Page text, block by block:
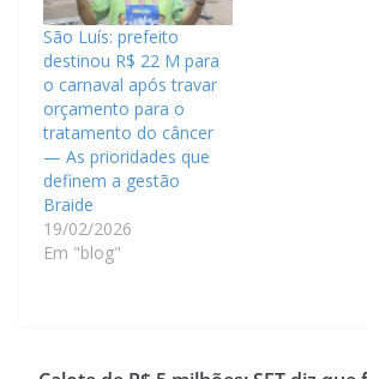
São Luís: prefeito
destinou R$ 22 M para
o carnaval após travar
orçamento para o
tratamento do câncer
— As prioridades que
definem a gestão
Braide
19/02/2026
Em "blog"